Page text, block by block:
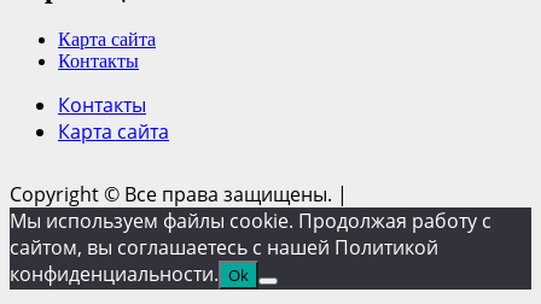
Карта сайта
Контакты
Контакты
Карта сайта
Copyright © Все права защищены. |
Мы используем файлы cookie. Продолжая работу с
сайтом, вы соглашаетесь с нашей Политикой
конфиденциальности. Ok